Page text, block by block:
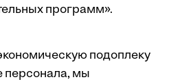
программ».
подоплеку
персонала, мы